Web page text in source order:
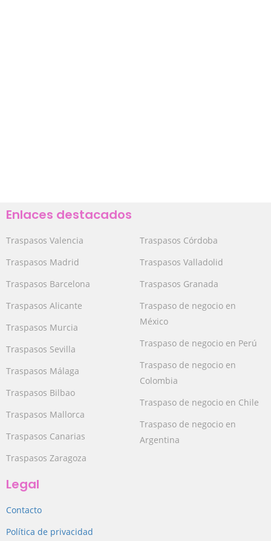
Enlaces destacados
Traspasos Valencia
Traspasos Madrid
Traspasos Barcelona
Traspasos Alicante
Traspasos Murcia
Traspasos Sevilla
Traspasos Málaga
Traspasos Bilbao
Traspasos Mallorca
Traspasos Canarias
Traspasos Zaragoza
Traspasos Córdoba
Traspasos Valladolid
Traspasos Granada
Traspaso de negocio en
México
Traspaso de negocio en Perú
Traspaso de negocio en
Colombia
Traspaso de negocio en Chile
Traspaso de negocio en
Argentina
Legal
Contacto
Política de privacidad